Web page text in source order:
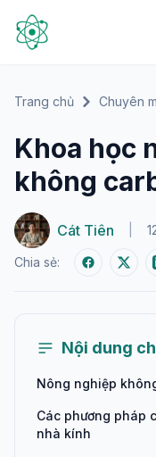
Trang chủ Chuyên
Khoa học
không
Cát Tiên
Chia sẻ:
Nội dung
Nông nghiệp
Các phương pháp
nhà kính